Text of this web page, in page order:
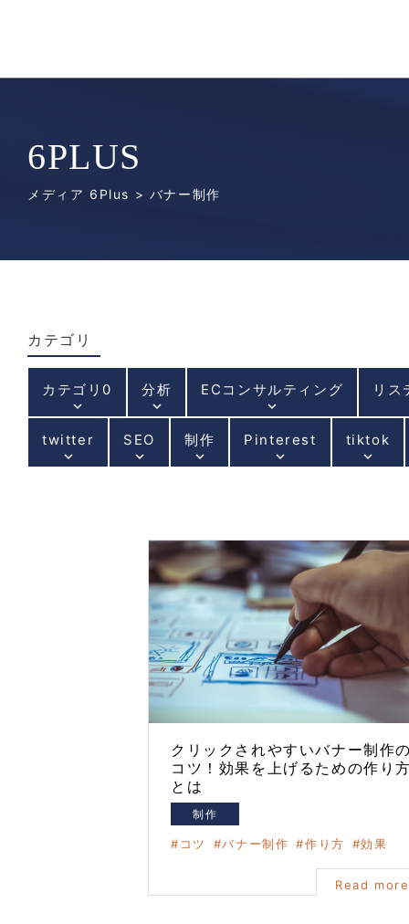
6PLUS
メディア 6Plus > バナー制作
カテゴリ
カテゴリ0
keyboard_arrow_down
分析
keyboard_arrow_down
ECコンサルティング
keyboard_arrow_down
リス
twitter
keyboard_arrow_down
SEO
keyboard_arrow_down
制作
keyboard_arrow_down
Pinterest
keyboard_arrow_down
tiktok
keyboard_arrow_down
クリックされやすいバナー制作
コツ！効果を上げるための作り
とは
制作
コツ バナー制作 作り方 効果
Read more